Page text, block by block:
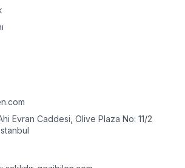
Evran Caddesi, Olive Plaza No: 11/2